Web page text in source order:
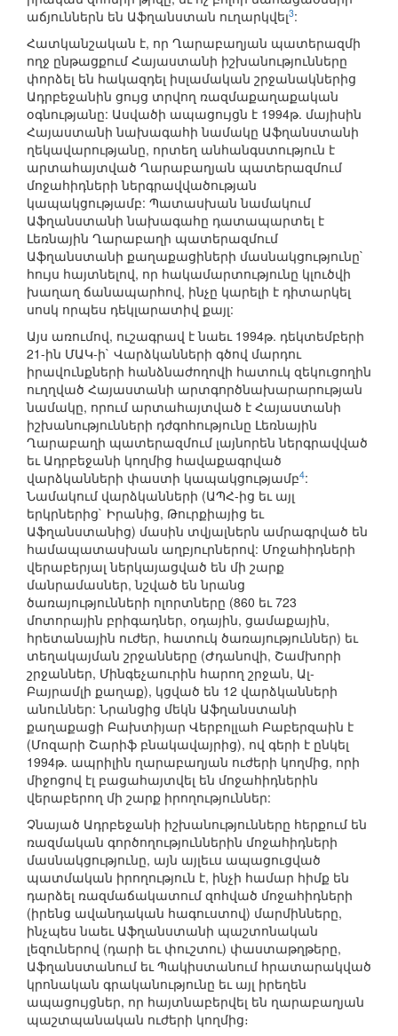
աճյուններն են Աֆղանստան ուղարկվել3:
Հատկանշական է, որ Ղարաբաղյան պատերազմի
ողջ ընթացքում Հայաստանի իշխանությունները
փորձել են հակազդել իսլամական շրջանակներից
Ադրբեջանին ցույց տրվող ռազմաքաղաքական
օգնությանը: Ասվածի ապացույցն է 1994թ. մայիսին
Հայաստանի նախագահի նամակը Աֆղանստանի
ղեկավարությանը, որտեղ անհանգստություն է
արտահայտված Ղարաբաղյան պատերազմում
մոջահիդների ներգրավվածության
կապակցությամբ: Պատասխան նամակում
Աֆղանստանի նախագահը դատապարտել է
Լեռնային Ղարաբաղի պատերազմում
Աֆղանստանի քաղաքացիների մասնակցությունը`
հույս հայտնելով, որ հակամարտությունը կլուծվի
խաղաղ ճանապարհով, ինչը կարելի է դիտարկել
սոսկ որպես դեկլարատիվ քայլ:
Այս առումով, ուշագրավ է նաեւ 1994թ. դեկտեմբերի
21-ին ՄԱԿ-ի` Վարձկանների գծով մարդու
իրավունքների հանձնաժողովի հատուկ զեկուցողին
ուղղված Հայաստանի արտգործնախարարության
նամակը, որում արտահայտված է Հայաստանի
իշխանությունների դժգոհությունը Լեռնային
Ղարաբաղի պատերազմում լայնորեն ներգրավված
եւ Ադրբեջանի կողմից հավաքագրված
վարձկանների փաստի կապակցությամբ4:
Նամակում վարձկանների (ԱՊՀ-ից եւ այլ
երկրներից` Իրանից, Թուրքիայից եւ
Աֆղանստանից) մասին տվյալներն ամրագրված են
համապատասխան աղբյուրներով: Մոջահիդների
վերաբերյալ ներկայացված են մի շարք
մանրամասներ, նշված են նրանց
ծառայությունների ոլորտները (860 եւ 723
մոտորային բրիգադներ, օդային, ցամաքային,
հրետանային ուժեր, հատուկ ծառայություններ) եւ
տեղակայման շրջանները (Ժդանովի, Շամխորի
շրջաններ, Մինգեչաուրին հարող շրջան, Ալ-
Բայրամլի քաղաք), կցված են 12 վարձկանների
անուններ: Նրանցից մեկն Աֆղանստանի
քաղաքացի Բախտիյար Վերբոլլահ Բաբերզաին է
(Մոզարի Շարիֆ բնակավայրից), ով գերի է ընկել
1994թ. ապրիլին ղարաբաղյան ուժերի կողմից, որի
միջոցով էլ բացահայտվել են մոջահիդներին
վերաբերող մի շարք իրողություններ:
Չնայած Ադրբեջանի իշխանությունները հերքում են
ռազմական գործողություններին մոջահիդների
մասնակցությունը, այն այլեւս ապացուցված
պատմական իրողություն է, ինչի համար հիմք են
դարձել ռազմաճակատում զոհված մոջահիդների
(իրենց ավանդական հագուստով) մարմինները,
ինչպես նաեւ Աֆղանստանի պաշտոնական
լեզուներով (դարի եւ փուշտու) փաստաթղթերը,
Աֆղանստանում եւ Պակիստանում հրատարակված
կրոնական գրականությունը եւ այլ իրեղեն
ապացույցներ, որ հայտնաբերվել են ղարաբաղյան
պաշտպանական ուժերի կողմից։